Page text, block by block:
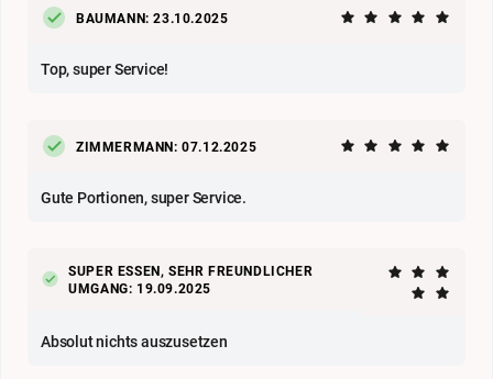
BAUMANN: 23.10.2025
Top, super Service!
ZIMMERMANN: 07.12.2025
Gute Portionen, super Service.
SUPER ESSEN, SEHR FREUNDLICHER
UMGANG: 19.09.2025
Absolut nichts auszusetzen